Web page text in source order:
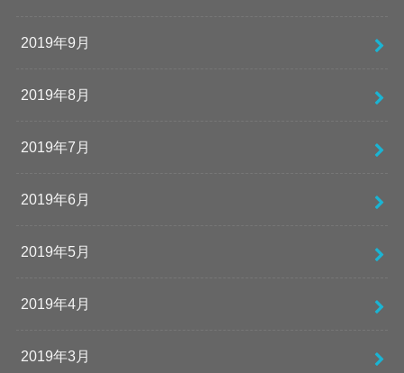
2019年9月
2019年8月
2019年7月
2019年6月
2019年5月
2019年4月
2019年3月